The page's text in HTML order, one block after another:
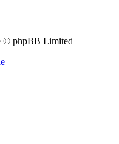
© phpBB Limited